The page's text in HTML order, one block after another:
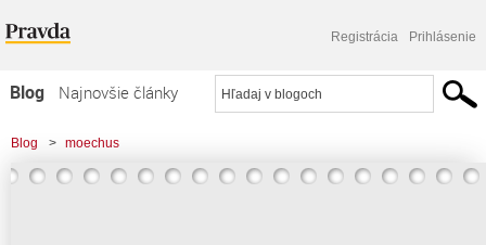
Registrácia Prihlásenie
Blog
Najnovšie články
Najčítanejšie články
Najkomentovanejšie články
Blog > moechus